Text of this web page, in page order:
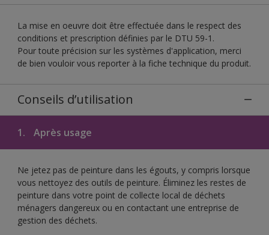
La mise en oeuvre doit être effectuée dans le respect des
conditions et prescription définies par le DTU 59-1.
Pour toute précision sur les systèmes d'application, merci
de bien vouloir vous reporter à la fiche technique du produit.
Conseils d’utilisation
1. Après usage
Ne jetez pas de peinture dans les égouts, y compris lorsque
vous nettoyez des outils de peinture. Éliminez les restes de
peinture dans votre point de collecte local de déchets
ménagers dangereux ou en contactant une entreprise de
gestion des déchets.